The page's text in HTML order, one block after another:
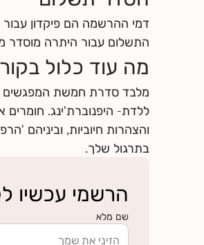
לחצי כאןלמצוא מידע על
דמי ההרשמה הם פיקדון
התשלום עבור היתרה מוסדר
מה עוד כלול
מלבד סדרת חמשת המפגשים
ללדת- היפנוברת'ינג.
והצהרות חיוביות, וביניהם
בתרגול שלך.
הרשמי עכשיו
שם מלא